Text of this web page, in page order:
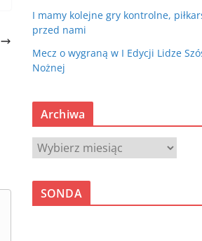
I mamy kolejne gry kontrolne,
przed nami
Mecz o wygraną w I Edycji Lidze
Nożnej
Archiwa
A
c
SONDA